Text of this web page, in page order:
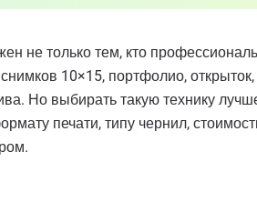
не только тем, кто
10×15, портфолио,
Но выбирать такую технику
печати, типу чернил,